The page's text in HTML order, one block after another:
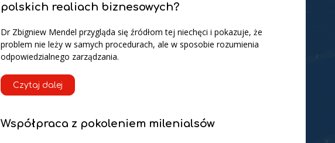
polskich realiach biznesowych?
Dr Zbigniew Mendel przygląda się źródłom tej niechęci i pokazuje, że
problem nie leży w samych procedurach, ale w sposobie rozumienia
odpowiedzialnego zarządzania.
Czytaj dalej
Współpraca z pokoleniem milenialsów